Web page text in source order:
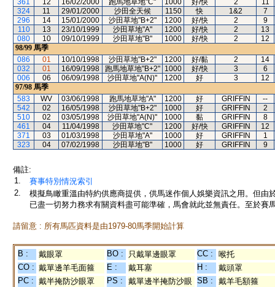
361
12 16/02/2000 跑馬地草地"C" 1000 好/快 2
11
324
11 29/01/2000 沙田全天候 1150 快 1&2
7
296
14 15/01/2000 沙田草地"B+2" 1200 好/快 2
9
110
13 23/10/1999 沙田草地"A" 1200 好/快 2
13
080
10 09/10/1999 沙田草地"B" 1000 好/快 2
12
98/99 馬季
086
01 10/10/1998 沙田草地"B+2" 1200 好/黏 2
14
032
01 16/09/1998 跑馬地草地"B+2" 1000 好/快 3
6
006
06 06/09/1998 沙田草地"A(N)" 1200 好 3
12
97/98 馬季
583
WV 03/06/1998 跑馬地草地"A" 1200 好 GRIFFIN
--
542
02 16/05/1998 沙田草地"B+2" 1000 好 GRIFFIN
2
510
02 03/05/1998 沙田草地"A(N)" 1000 黏 GRIFFIN
8
461
04 11/04/1998 沙田草地"C" 1200 好/快 GRIFFIN
12
371
03 01/03/1998 沙田草地"A" 1000 好 GRIFFIN
1
323
04 07/02/1998 沙田草地"B" 1000 好 GRIFFIN 9
備註:
1.
賽事特別情況索引
2.
模擬鳥瞰重溫由特約供應商提供，供馬迷作個人娛樂資訊之用。但
已盡一切努力務求有關資料盡可能準確，馬會就此並無責任。至於賽
請留意 : 所有馬匹資料是由1979-80馬季開始計算
B : 戴眼罩 BO : 只戴單邊眼罩 CC :
喉托
CO : 戴單邊羊毛面箍 E : 戴耳塞 H :
戴頭罩
PC : 戴半掩防沙眼罩 PS :
戴單邊半掩防沙眼 SB : 戴羊毛額箍